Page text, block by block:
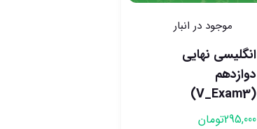
موجود در انبار
انگلیسی نهایی
دوازدهم
(V_Exam3)
295,000تومان